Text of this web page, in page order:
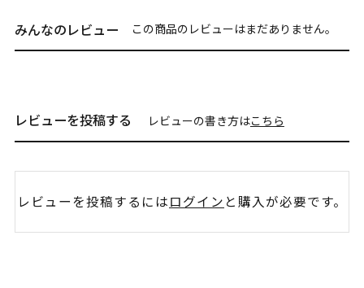
みんなのレビュー この商品のレビューはまだありません。
レビューを投稿する レビューの書き方はこちら
レビューを投稿するにはログイン と購入が必要です。